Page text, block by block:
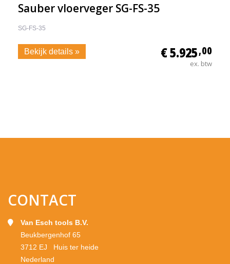
Sauber vloerveger SG-FS-35
SG-FS-35
€ 5.925,00
ex. btw
Bekijk details »
CONTACT
Van Esch tools B.V.
Beukbergenhof 65
3712 EJ Huis ter heide
Nederland